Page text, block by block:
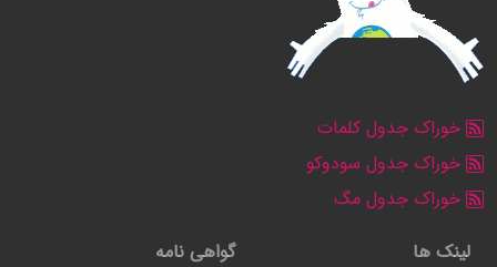
خوراک جدول کلمات
خوراک جدول سودوکو
خوراک جدول مگ
لینک ها
گواهی نامه